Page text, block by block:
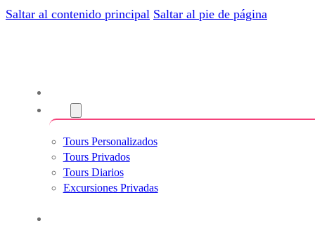
Saltar al contenido principal Saltar al pie de página
Tours Personalizados
Tours Privados
Tours Diarios
Excursiones Privadas